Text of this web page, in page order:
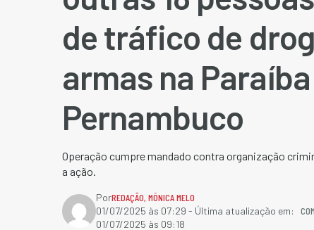
de tráfico de
armas na
Pernambuco
Operação cumpre mandado contra organização
a ação.
PorREDAÇÃO, MÔNICA MELO
01/07/2025 às 07:29 - Última atualização em:
01/07/2025 às 09:18